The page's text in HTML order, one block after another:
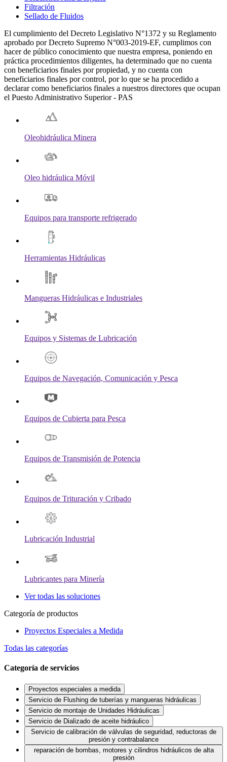
Filtración
Sellado de Fluidos
El cumplimiento del Decreto Legislativo N°1372 y su Reglamento
aprobado por Decreto Supremo N°003-2019-EF, cumplimos con
hacer de público conocimiento que nuestra empresa, poniendo en
práctica procedimientos diligentes, ha determinado que no cuenta
con beneficiarios finales por propiedad, y no cuenta con
beneficiarios finales por control, por lo que se ha procedido a
declarar como beneficiarios finales a nuestros directores que ocupan
el Puesto Administrativo Superior - PAS
Oleohidráulica Minera
Oleo hidráulica Móvil
Equipos para transporte refrigerado
Herramientas Hidráulicas
Mangueras Hidráulicas e Industriales
Equipos y Sistemas de Lubricación
Equipos de Navegación, Comunicación y Pesca
Equipos de Cubierta para Pesca
Equipos de Transmisión de Potencia
Equipos de Trituración y Cribado
Lubricación Industrial
Lubricantes para Minería
Ver todas las soluciones
Categoría de productos
Proyectos Especiales a Medida
Todas las categorías
Categoría de servicios
Proyectos especiales a medida
Servicio de Flushing de tuberías y mangueras hidráulicas
Servicio de montaje de Unidades Hidráulicas
Servicio de Dializado de aceite hidráulico
Servicio de calibración de válvulas de seguridad, reductoras de
presión y contrabalance
reparación de bombas, motores y cilindros hidráulicos de alta
presión